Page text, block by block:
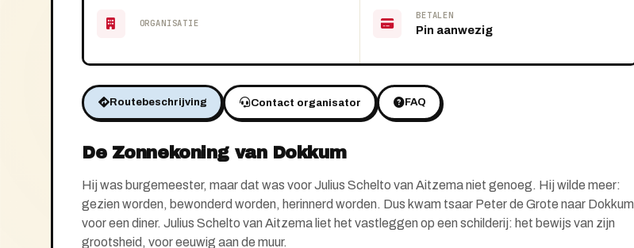
ORGANISATIE
BETALEN
Pin aanwezig
Routebeschrijving Contact organisator FAQ
De Zonnekoning van Dokkum
Hij was burgemeester, maar dat was voor Julius Schelto van Aitzema niet genoeg. Hij wilde meer:
gezien worden, bewonderd worden, herinnerd worden. Dus kwam tsaar Peter de Grote naar Dokkum
voor een diner. Julius Schelto van Aitzema liet het vastleggen op een schilderij: het bewijs van zijn
grootsheid, voor eeuwig aan de muur.